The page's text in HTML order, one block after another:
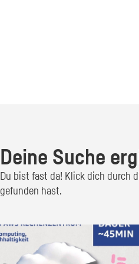
Deine Suche
Du bist fast da! Klick dich durch
gefunden hast.